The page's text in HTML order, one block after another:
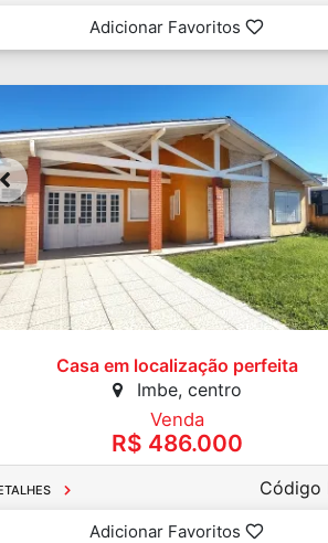
Adicionar Favoritos
Casa em localização perfeita
Imbe, centro
Venda
R$ 486.000
Código
Adicionar Favoritos